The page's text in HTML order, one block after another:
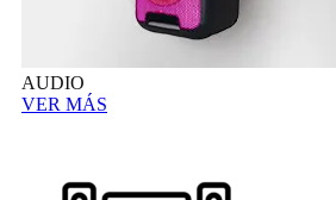
AUDIO
VER MÁS